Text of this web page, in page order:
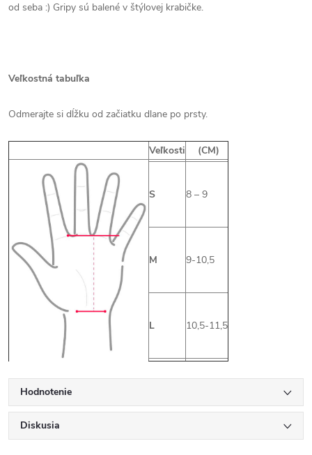
od seba :) Gripy sú balené v štýlovej krabičke.
Veľkostná tabuľka
Odmerajte si dĺžku od začiatku dlane po prsty.
Veľkosti (CM)
S 8 – 9
M 9-10,5
L 10,5-11,5
Hodnotenie
Diskusia